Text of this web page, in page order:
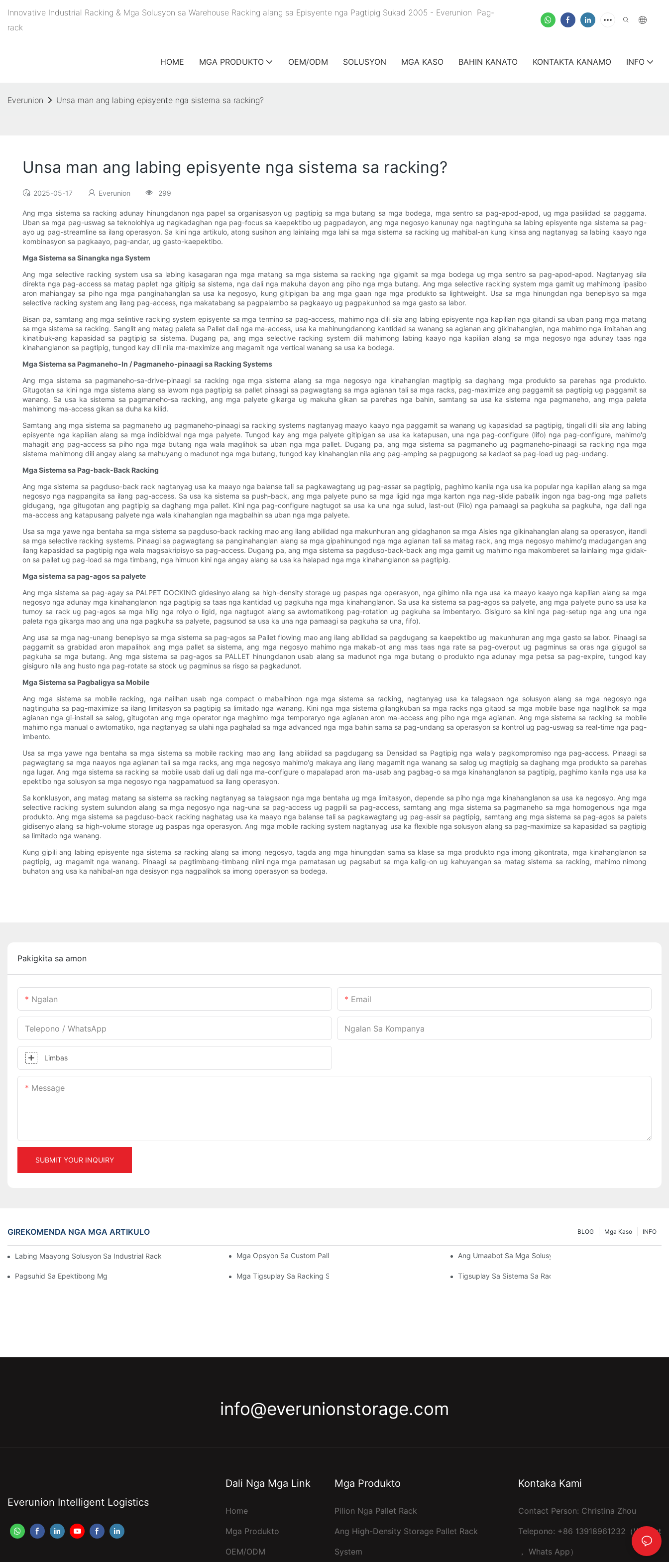
Innovative Industrial Racking & Mga Solusyon sa Warehouse Racking alang sa Episyente nga Pagtipig Sukad 2005 - Everunion Pag-
rack
HOME MGA PRODUKTO OEM/ODM SOLUSYON MGA KASO BAHIN KANATO KONTAKTA KANAMO INFO
Everunion Unsa man ang labing episyente nga sistema sa racking?
Unsa man ang labing episyente nga sistema sa racking?
2025-05-17 Everunion 299
Ang mga sistema sa racking adunay hinungdanon nga papel sa organisasyon ug pagtipig sa mga butang sa mga bodega, mga sentro sa pag-apod-apod, ug mga pasilidad sa paggama.
Uban sa mga pag-uswag sa teknolohiya ug nagkadaghan nga pag-focus sa kaepektibo ug pagpadayon, ang mga negosyo kanunay nga nagtinguha sa labing episyente nga sistema sa pag-
ayo ug pag-streamline sa ilang operasyon. Sa kini nga artikulo, atong susihon ang lainlaing mga lahi sa mga sistema sa racking ug mahibal-an kung kinsa ang nagtanyag sa labing kaayo nga
kombinasyon sa pagkaayo, pag-andar, ug gasto-kaepektibo.
Mga Sistema sa Sinangka nga System
Ang mga selective racking system usa sa labing kasagaran nga mga matang sa mga sistema sa racking nga gigamit sa mga bodega ug mga sentro sa pag-apod-apod. Nagtanyag sila
direkta nga pag-access sa matag paplet nga gitipig sa sistema, nga dali nga makuha dayon ang piho nga mga butang. Ang mga selective racking system mga gamit ug mahimong ipasibo
aron mahiangay sa piho nga mga panginahanglan sa usa ka negosyo, kung gitipigan ba ang mga gaan nga mga produkto sa lightweight. Usa sa mga hinungdan nga benepisyo sa mga
selective racking system ang ilang pag-access, nga makatabang sa pagpalambo sa pagkaayo ug pagpakunhod sa mga gasto sa labor.
Bisan pa, samtang ang mga selintive racking system episyente sa mga termino sa pag-access, mahimo nga dili sila ang labing episyente nga kapilian nga gitandi sa uban pang mga matang
sa mga sistema sa racking. Sanglit ang matag paleta sa Pallet dali nga ma-access, usa ka mahinungdanong kantidad sa wanang sa agianan ang gikinahanglan, nga mahimo nga limitahan ang
kinatibuk-ang kapasidad sa pagtipig sa sistema. Dugang pa, ang mga selective racking system dili mahimong labing kaayo nga kapilian alang sa mga negosyo nga adunay taas nga
kinahanglanon sa pagtipig, tungod kay dili nila ma-maximize ang magamit nga vertical wanang sa usa ka bodega.
Mga Sistema sa Pagmaneho-In / Pagmaneho-pinaagi sa Racking Systems
Ang mga sistema sa pagmaneho-sa-drive-pinaagi sa racking nga mga sistema alang sa mga negosyo nga kinahanglan magtipig sa daghang mga produkto sa parehas nga produkto.
Gitugotan sa kini nga mga sistema alang sa lawom nga pagtipig sa pallet pinaagi sa pagwagtang sa mga agianan tali sa mga racks, pag-maximize ang paggamit sa pagtipig ug paggamit sa
wanang. Sa usa ka sistema sa pagmaneho-sa racking, ang mga palyete gikarga ug makuha gikan sa parehas nga bahin, samtang sa usa ka sistema nga pagmaneho, ang mga paleta
mahimong ma-access gikan sa duha ka kilid.
Samtang ang mga sistema sa pagmaneho ug pagmaneho-pinaagi sa racking systems nagtanyag maayo kaayo nga paggamit sa wanang ug kapasidad sa pagtipig, tingali dili sila ang labing
episyente nga kapilian alang sa mga indibidwal nga mga palyete. Tungod kay ang mga palyete gitipigan sa usa ka katapusan, una nga pag-configure (lifo) nga pag-configure, mahimo'g
mahagit ang pag-access sa piho nga mga butang nga wala maglihok sa uban nga mga pallet. Dugang pa, ang mga sistema sa pagmaneho ug pagmaneho-pinaagi sa racking nga mga
sistema mahimong dili angay alang sa mahuyang o madunot nga mga butang, tungod kay kinahanglan nila ang pag-amping sa pagpugong sa kadaot sa pag-load ug pag-undang.
Mga Sistema sa Pag-back-Back Racking
Ang mga sistema sa pagduso-back rack nagtanyag usa ka maayo nga balanse tali sa pagkawagtang ug pag-assar sa pagtipig, paghimo kanila nga usa ka popular nga kapilian alang sa mga
negosyo nga nagpangita sa ilang pag-access. Sa usa ka sistema sa push-back, ang mga palyete puno sa mga ligid nga mga karton nga nag-slide pabalik ingon nga bag-ong mga pallets
gidugang, nga gitugotan ang pagtipig sa daghang mga pallet. Kini nga pag-configure nagtugot sa usa ka una nga sulud, last-out (Filo) nga pamaagi sa pagkuha sa pagkuha, nga dali nga
ma-access ang katapusang palyete nga wala kinahanglan nga magbalhin sa uban nga mga palyete.
Usa sa mga yawe nga bentaha sa mga sistema sa pagduso-back racking mao ang ilang abilidad nga makunhuran ang gidaghanon sa mga Aisles nga gikinahanglan alang sa operasyon, itandi
sa mga selective racking systems. Pinaagi sa pagwagtang sa panginahanglan alang sa mga gipahinungod nga mga agianan tali sa matag rack, ang mga negosyo mahimo'g madugangan ang
ilang kapasidad sa pagtipig nga wala magsakripisyo sa pag-access. Dugang pa, ang mga sistema sa pagduso-back-back ang mga gamit ug mahimo nga makomberet sa lainlaing mga gidak-
on sa pallet ug pag-load sa mga timbang, nga himuon kini nga angay alang sa usa ka halapad nga mga kinahanglanon sa pagtipig.
Mga sistema sa pag-agos sa palyete
Ang mga sistema sa pag-agay sa PALPET DOCKING gidesinyo alang sa high-density storage ug paspas nga operasyon, nga gihimo nila nga usa ka maayo kaayo nga kapilian alang sa mga
negosyo nga adunay mga kinahanglanon nga pagtipig sa taas nga kantidad ug pagkuha nga mga kinahanglanon. Sa usa ka sistema sa pag-agos sa palyete, ang mga palyete puno sa usa ka
tumoy sa rack ug pag-agos sa mga hilig nga rolyo o ligid, nga nagtugot alang sa awtomatikong pag-rotation ug pagkuha sa imbentaryo. Gisiguro sa kini nga pag-setup nga ang una nga
paleta nga gikarga mao ang una nga pagkuha sa palyete, pagsunod sa usa ka una nga pamaagi sa pagkuha sa una, fifo).
Ang usa sa mga nag-unang benepisyo sa mga sistema sa pag-agos sa Pallet flowing mao ang ilang abilidad sa pagdugang sa kaepektibo ug makunhuran ang mga gasto sa labor. Pinaagi sa
paggamit sa grabidad aron mapalihok ang mga pallet sa sistema, ang mga negosyo mahimo nga makab-ot ang mas taas nga rate sa pag-overput ug pagminus sa oras nga gigugol sa
pagkuha sa mga butang. Ang mga sistema sa pag-agos sa PALLET hinungdanon usab alang sa madunot nga mga butang o produkto nga adunay mga petsa sa pag-expire, tungod kay
gisiguro nila ang husto nga pag-rotate sa stock ug pagminus sa risgo sa pagkadunot.
Mga Sistema sa Pagbaligya sa Mobile
Ang mga sistema sa mobile racking, nga nailhan usab nga compact o mabalhinon nga mga sistema sa racking, nagtanyag usa ka talagsaon nga solusyon alang sa mga negosyo nga
nagtinguha sa pag-maximize sa ilang limitasyon sa pagtipig sa limitado nga wanang. Kini nga mga sistema gilangkuban sa mga racks nga gitaod sa mga mobile base nga naglihok sa mga
agianan nga gi-install sa salog, gitugotan ang mga operator nga maghimo mga temporaryo nga agianan aron ma-access ang piho nga mga agianan. Ang mga sistema sa racking sa mobile
mahimo nga manual o awtomatiko, nga nagtanyag sa ulahi nga paghalad sa mga advanced nga mga bahin sama sa pag-undang sa operasyon sa kontrol ug pag-uswag sa real-time nga pag-
imbento.
Usa sa mga yawe nga bentaha sa mga sistema sa mobile racking mao ang ilang abilidad sa pagdugang sa Densidad sa Pagtipig nga wala'y pagkompromiso nga pag-access. Pinaagi sa
pagwagtang sa mga naayos nga agianan tali sa mga racks, ang mga negosyo mahimo'g makaya ang ilang magamit nga wanang sa salog ug magtipig sa daghang mga produkto sa parehas
nga lugar. Ang mga sistema sa racking sa mobile usab dali ug dali nga ma-configure o mapalapad aron ma-usab ang pagbag-o sa mga kinahanglanon sa pagtipig, paghimo kanila nga usa ka
epektibo nga solusyon sa mga negosyo nga nagpamatuod sa ilang operasyon.
Sa konklusyon, ang matag matang sa sistema sa racking nagtanyag sa talagsaon nga mga bentaha ug mga limitasyon, depende sa piho nga mga kinahanglanon sa usa ka negosyo. Ang mga
selective racking system sulundon alang sa mga negosyo nga nag-una sa pag-access ug pagpili sa pag-access, samtang ang mga sistema sa pagmaneho sa mga homogenous nga mga
produkto. Ang mga sistema sa pagduso-back racking naghatag usa ka maayo nga balanse tali sa pagkawagtang ug pag-assir sa pagtipig, samtang ang mga sistema sa pag-agos sa palets
gidisenyo alang sa high-volume storage ug paspas nga operasyon. Ang mga mobile racking system nagtanyag usa ka flexible nga solusyon alang sa pag-maximize sa kapasidad sa pagtipig
sa limitado nga wanang.
Kung gipili ang labing episyente nga sistema sa racking alang sa imong negosyo, tagda ang mga hinungdan sama sa klase sa mga produkto nga imong gikontrata, mga kinahanglanon sa
pagtipig, ug magamit nga wanang. Pinaagi sa pagtimbang-timbang niini nga mga pamatasan ug pagsabut sa mga kalig-on ug kahuyangan sa matag sistema sa racking, mahimo nimong
buhaton ang usa ka nahibal-an nga desisyon nga nagpalihok sa imong operasyon sa bodega.
Pakigkita sa amon
Ngalan Email
Telepono / WhatsApp Ngalan Sa Kompanya
Limbas
Message
SUBMIT YOUR INQUIRY
GIREKOMENDA NGA MGA ARTIKULO INFO
Mga Kaso
BLOG
Labing Maayong Solusyon Sa Industrial Racking Para Sa Epektibong Pagdumala Sa BodegaMga Opsyon Sa Custom Pallet Rack: Pagpahaum Sa Imong Mga Panginahanglanon Sa PagtipigAng Umaabot Sa Mga Solusyon Sa Pallet Rack: Mga Uso Ug
Pagsuhid Sa Epektibong Mga Solusyon Sa Storage Racking Para Sa Matag IndustriyaMga Tigsuplay Sa Racking Sa Bodega: Unsay Pangitaon Tigsuplay Sa Sistema Sa Racking: Mga Pangunang Hinungdan
info@everunionstorage.com
Everunion Intelligent Logistics
Dali Nga Mga Link
Home
Mga Produkto
OEM/ODM
Mga Produkto
Pilion Nga Pallet Rack
Ang High-Density Storage Pallet Rack
System
Kontaka Kami
Contact Person: Christina Zhou
Telepono: +86 13918961232（Wechat
， Whats App）